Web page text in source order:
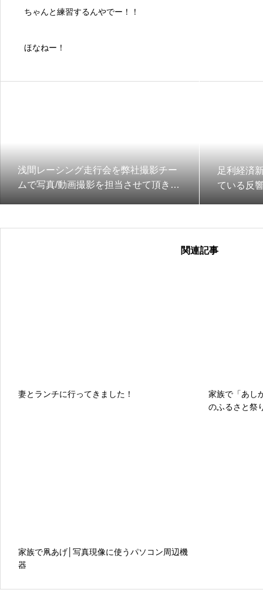
ちゃんと練習するんやでー！！
ほなねー！
浅間レーシング走行会を弊社撮影チー
ムで写真/動画撮影を担当させて頂きま
足利経済
ている反
関連記事
妻とランチに行ってきました！
家族で「あし
のふるさと祭
家族で凧あげ│写真現像に使うパソコン周辺機
器